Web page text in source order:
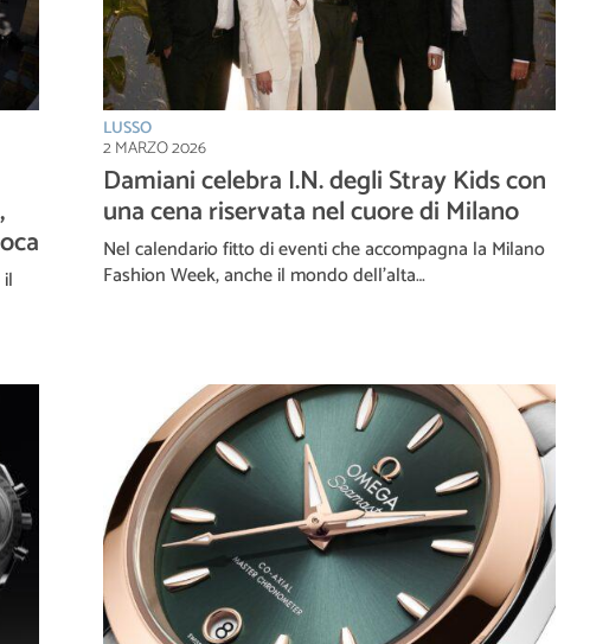
LUSSO
2 MARZO 2026
Damiani celebra I.N. degli Stray Kids con
una cena riservata nel cuore di Milano
Nel calendario fitto di eventi che accompagna la Milano
Fashion Week, anche il mondo dell’alta…